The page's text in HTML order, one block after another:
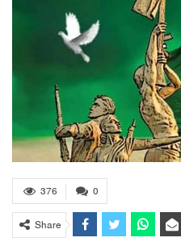
0
376
Share